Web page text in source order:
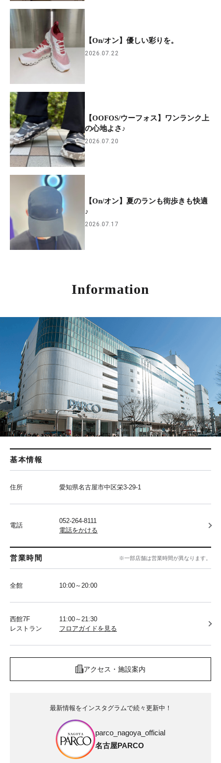
【On/オン】優しい彩りを。
2026.07.22
【OOFOS/ウーフォス】ワンランク上
の心地よさ♪
2026.07.20
【On/オン】夏のランも街歩きも快適
♪
2026.07.17
Information
基本情報
住所 愛知県名古屋市中区栄3-29-1
電話
052-264-8111
電話をかける
営業時間 ※一部店舗は営業時間が異なります。
全館 10:00～20:00
西館7F
レストラン
11:00～21:30
フロアガイドを見る
アクセス・施設案内
最新情報をインスタグラムで続々更新中！
parco_nagoya_official
名古屋PARCO